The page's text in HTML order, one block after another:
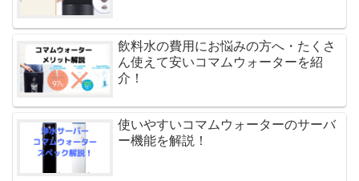
飲料水の費用にお悩みの方へ・たくさ
ん使えて安いコマムウォーターを紹
介！
使いやすいコマムウォーターのサーバ
ー機能を解説！